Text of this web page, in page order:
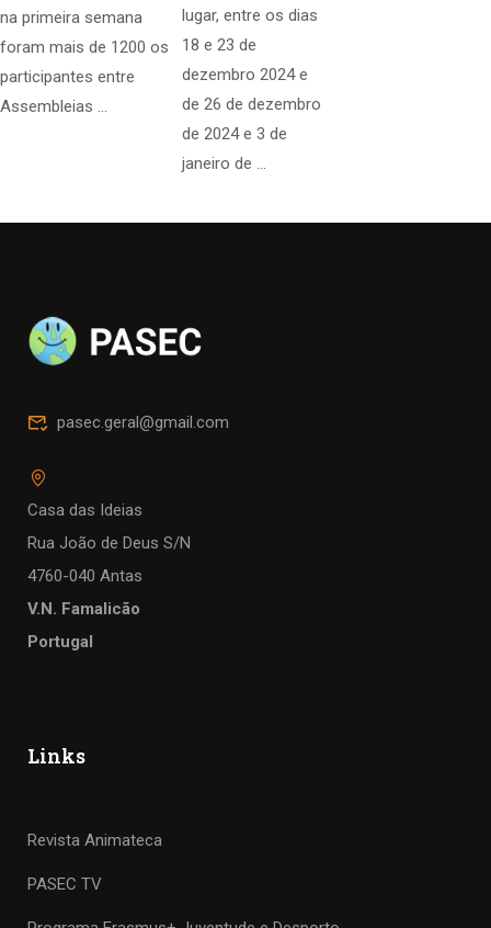
na primeira semana
foram mais de 1200 os
participantes entre
Assembleias …
lugar, entre os dias
18 e 23 de
dezembro 2024 e
de 26 de dezembro
de 2024 e 3 de
janeiro de …
pasec.geral@gmail.com
Casa das Ideias
Rua João de Deus S/N
4760-040 Antas
V.N. Famalicão
Portugal
Links
Revista Animateca
PASEC TV